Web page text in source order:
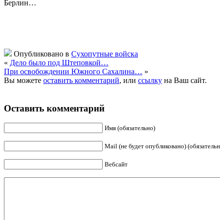
Берлин…
Опубликовано в Сухопутные войска
« Дело было под Штеповкой…
При освобождении Южного Сахалина… »
Вы можете оставить комментарий, или ссылку на Ваш сайт.
Оставить комментарий
Имя (обязательно)
Mail (не будет опубликовано)
Вебсайт